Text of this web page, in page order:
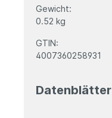
Gewicht:
0.52 kg
GTIN:
4007360258931
Datenblätter